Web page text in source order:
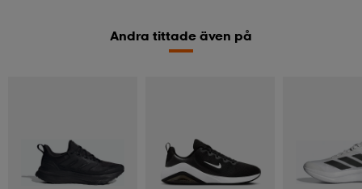
Andra tittade även på